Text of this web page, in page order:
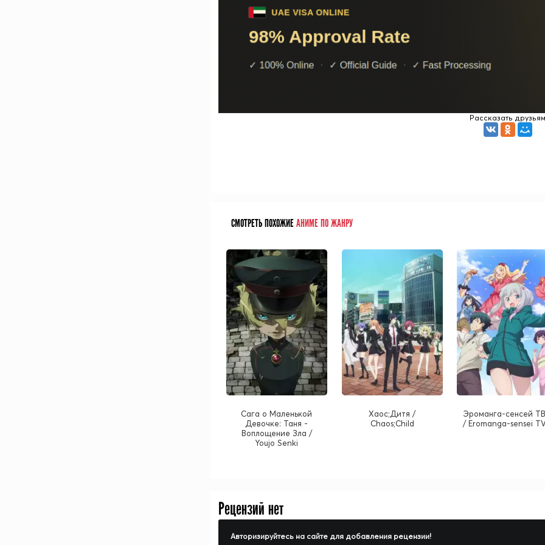
Рассказать друзьям
СМОТРЕТЬ ПОХОЖИЕАНИМЕ ПО ЖАНРУ
Сага о Маленькой
Девочке: Таня -
Воплощение Зла /
Youjo Senki
Хаос;Дитя /
Chaos;Child
Эроманга-сенсей
/ Eromanga-sensei
Рецензий нет
Авторизируйтесь на сайте для добавления рецензии!